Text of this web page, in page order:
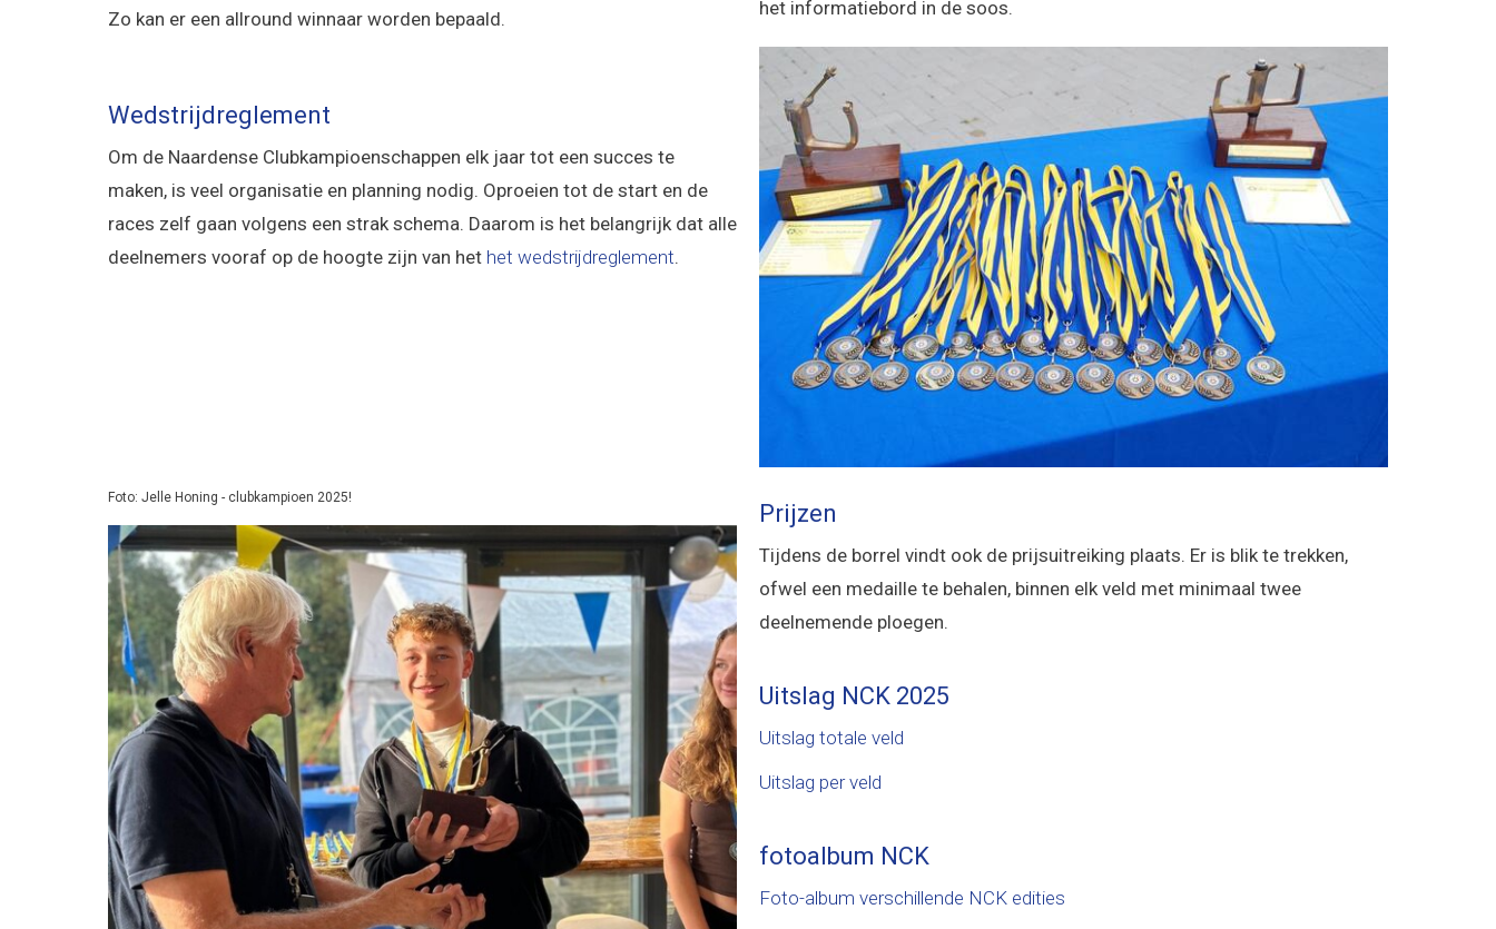
Zo kan er een allround winnaar worden bepaald.
het informatiebord in de soos.
Wedstrijdreglement
Om de Naardense Clubkampioenschappen elk jaar tot een succes te
maken, is veel organisatie en planning nodig. Oproeien tot de start en de
races zelf gaan volgens een strak schema. Daarom is het belangrijk dat alle
deelnemers vooraf op de hoogte zijn van het het wedstrijdreglement.
Foto: Jelle Honing - clubkampioen 2025!
Prijzen
Tijdens de borrel vindt ook de prijsuitreiking plaats. Er is blik te trekken,
ofwel een medaille te behalen, binnen elk veld met minimaal twee
deelnemende ploegen.
Uitslag NCK 2025
Uitslag totale veld
Uitslag per veld
fotoalbum NCK
Foto-album verschillende NCK edities